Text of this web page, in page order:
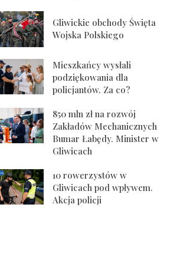
Gliwickie obchody Święta
Wojska Polskiego
Mieszkańcy wysłali
podziękowania dla
policjantów. Za co?
850 mln zł na rozwój
Zakładów Mechanicznych
Bumar Łabędy. Minister w
Gliwicach
10 rowerzystów w
Gliwicach pod wpływem.
Akcja policji